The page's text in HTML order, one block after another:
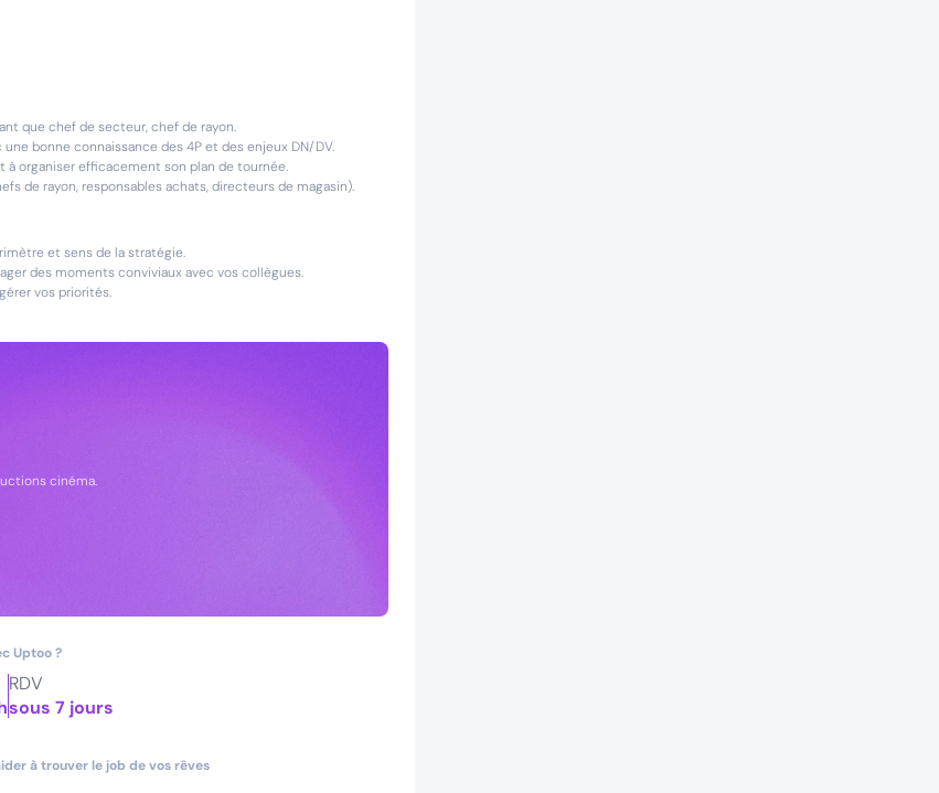
que chef de secteur, chef de rayon.
bonne connaissance des 4P et des enjeux DN/DV.
organiser efficacement son plan de tournée.
de rayon, responsables achats, directeurs de magasin).
et sens de la stratégie.
des moments conviviaux avec vos collègues.
vos priorités.
cinéma.
Uptoo ?
RDV
sous 7 jours
à trouver le job de vos rêves